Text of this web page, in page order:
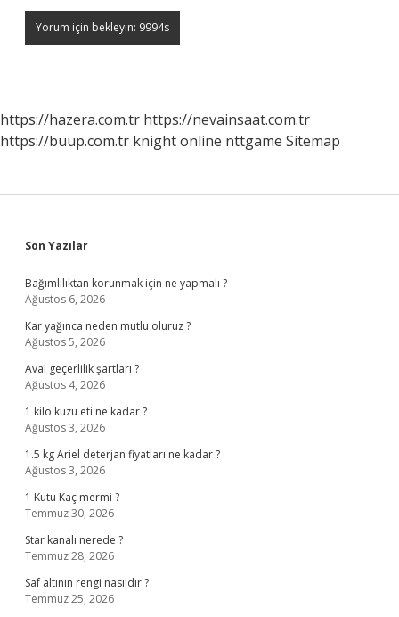
https://hazera.com.tr https://nevainsaat.com.tr
https://buup.com.tr knight online nttgame Sitemap
Sidebar
Son Yazılar
Bağımlılıktan korunmak için ne yapmalı ?
Ağustos 6, 2026
Kar yağınca neden mutlu oluruz ?
Ağustos 5, 2026
Aval geçerlilik şartları ?
Ağustos 4, 2026
1 kilo kuzu eti ne kadar ?
Ağustos 3, 2026
1.5 kg Ariel deterjan fiyatları ne kadar ?
Ağustos 3, 2026
1 Kutu Kaç mermi ?
Temmuz 30, 2026
Star kanalı nerede ?
Temmuz 28, 2026
Saf altının rengi nasıldır ?
Temmuz 25, 2026